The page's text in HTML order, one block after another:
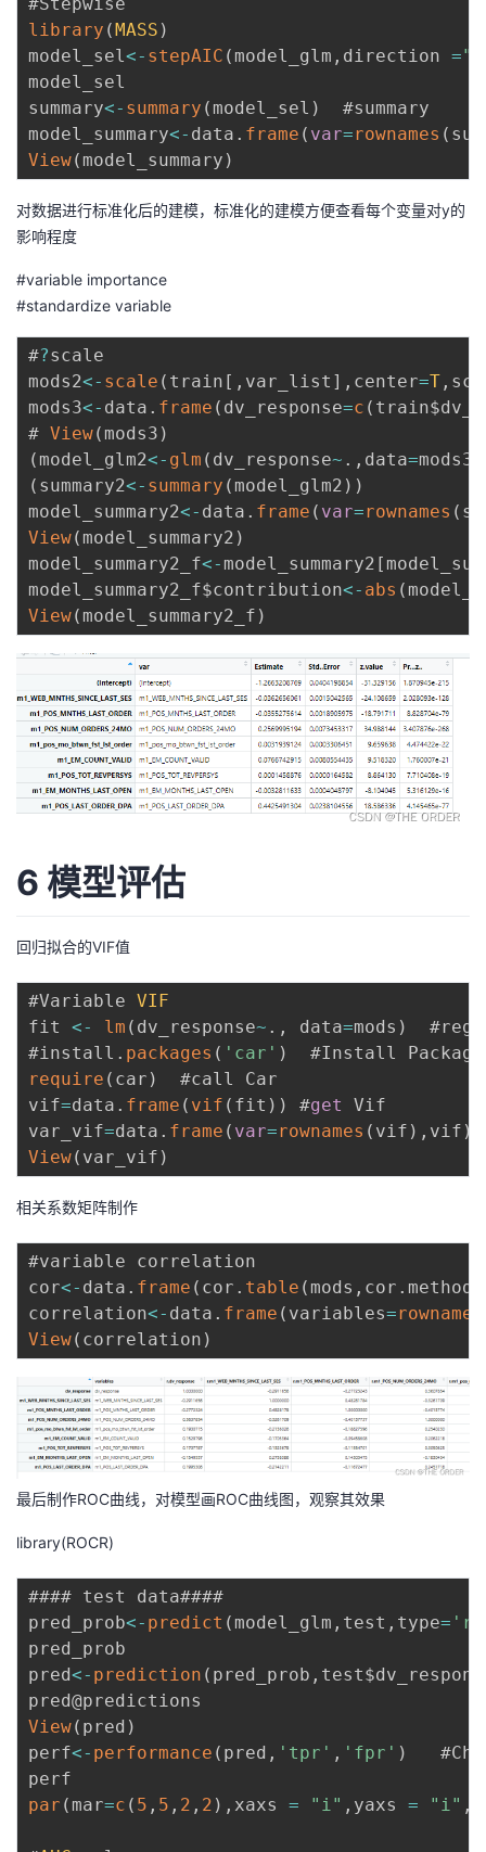
library (MASS )
model_sel<- stepAIC ( model_glm , direction =
model_sel
summary<- summary ( model_sel )
  #summary
model_summary<- data . frame ( var=rownames (
View( model_summary )
对数据进行标准化后的建模，标准化的建模方便查看每个变量对y的
影响程度
#variable importance
#standardize variable
#?scale
mods2<- scale ( train [ , var_list ] , center=T ,
mods3<- data . frame ( dv_response=c (
# View( mods3 )
( model_glm2<- glm ( dv_response~ . , data=mods3
( summary2<- summary ( model_glm2 ) )
model_summary2<- data . frame ( var=rownames (
View( model_summary2 )
model_summary2_f<- model_summary2 [
model_summary2_f$contribution<- abs (
View( model_summary2_f )
6 模型评估
回归拟合的VIF值
#Variable VIF
fit <- lm ( dv_response~ . , data=mods )
#install . packages ( 'car' )
#Install
require ( car )
  #call Car
vif=data . frame ( vif ( fit ) ) #get
Vif
var_vif=data . frame ( var=rownames ( vif ) , vif )
View( var_vif )
相关系数矩阵制作
#variable correlation
cor<- data . frame ( cor . table ( mods , cor . method
correlation<- data . frame ( variables=rownames
View( correlation )
最后制作ROC曲线，对模型画ROC曲线图，观察其效果
library(ROCR)
#### test data####
pred_prob<- predict ( model_glm , test , type=
pred_prob
pred<- prediction ( pred_prob ,
View( pred )
perf<- performance ( pred , 'tpr' , 'fpr' )
par ( mar=c ( 5 , 5 , 2 , 2 ) , xaxs = "i" , yaxs = "i" ,